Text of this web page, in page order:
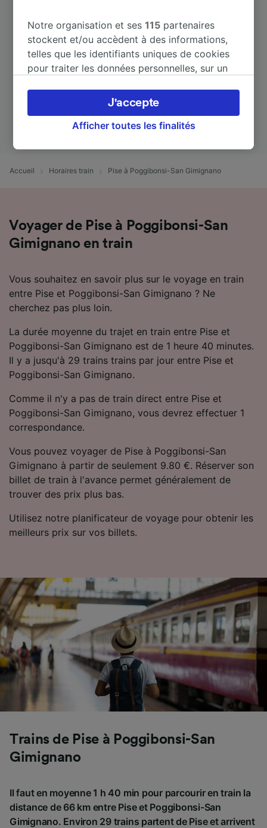
Accueil Horaires train Pise à Poggibonsi-San Gimignano
Voyager de Pise à Poggibonsi-San
Gimignano en train
Vous souhaitez en savoir plus sur le voyage en train
entre Pise et Poggibonsi-San Gimignano ? Ne
cherchez pas plus loin.
La durée moyenne du trajet en train entre Pise et
Poggibonsi-San Gimignano est de 1 heure 40 minutes.
Il y a jusqu'à 29 trains trains par jour entre Pise et
Poggibonsi-San Gimignano.
Comme il n'y a pas de train direct entre Pise et
Poggibonsi-San Gimignano, vous devrez effectuer 1
correspondance.
Vous pouvez voyager de Pise à Poggibonsi-San
Gimignano à partir de seulement 9.80 €. Réserver son
billet de train à l'avance permet généralement de
trouver des prix plus bas.
Utilisez notre planificateur de voyage pour obtenir les
meilleurs prix sur vos billets.
Trains de Pise à Poggibonsi-San
Gimignano
Il faut en moyenne 1 h 40 min pour parcourir en train la
distance de 66 km entre Pise et Poggibonsi-San
Gimignano. Environ 29 trains partent de Pise et arrivent
Notre organisation et ses115 partenaires
stockent et/ou accèdent à des informations,
telles que les identifiants uniques de cookies
pour traiter les données personnelles, sur un
préférences, notamment en exerçant votre
droit d’opposition à l’intérêt légitime, en
cliquant ci-dessous ou à tout moment sur la
et n’affecteront pas les données de navigation.
Nos équipes ainsi que nos partenaires
externes, traitent des données selon les
Utiliser des données de géolocalisation
précises. Analyser activement les
caractéristiques de l’appareil pour
l’identification. Stocker et/ou accéder à des
informations sur un appareil. Publicités et
contenu personnalisés, mesure de
performance des publicités et du contenu,
études d’audience et développement de
services.
Liste de nos partenaires (fournisseurs)
Afficher toutes les finalités
J'accepte